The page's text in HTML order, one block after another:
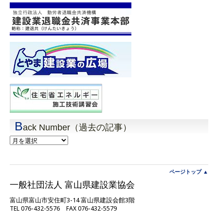
Back Number（過去の記事）
Back
Number（過
事）
ページトップ ▲
一般社団法人 富山県建設業協会
富山県富山市安住町3-14 富山県建設会館3階
TEL 076-432-5576 FAX 076-432-5579